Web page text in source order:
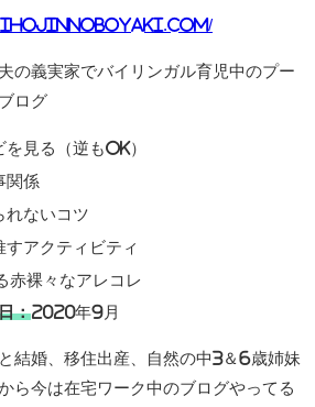
の義実家でバイリンガル育児中のプー
ログ
見る（逆もOK）
関係
れないコツ
アクティビティ
赤裸々なアレコレ
：2020年9月
結婚、移住出産、自然の中3＆6歳姉妹
ら今は在宅ワーク中のブログやってる